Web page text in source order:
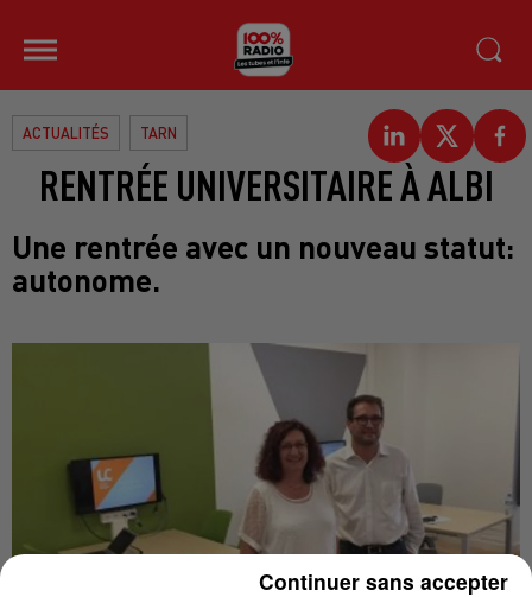
ACTUALITÉS TARN
RENTRÉE UNIVERSITAIRE À ALBI
Une rentrée avec un nouveau statut:
autonome.
Continuer sans accepter